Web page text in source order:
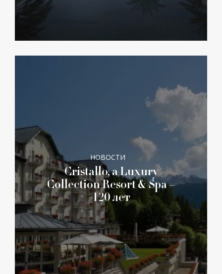
НОВОСТИ
Cristallo, a Luxury
Collection Resort & Spa –
120 лет